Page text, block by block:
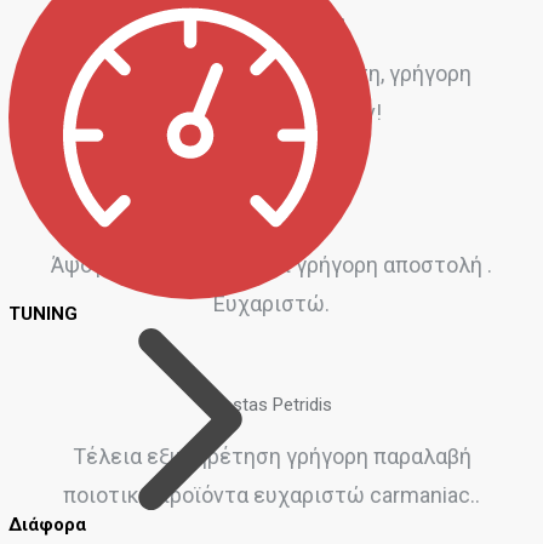
TUNING
Διάφορα
Αντώνης Μιόγλου
Φιλική και άμεση εξυπηρέτηση, γρήγορη
αποστολή προϊόντων!
Telis Hess
Άψογη εξυπηρέτηση και γρήγορη αποστολή .
Ευχαριστώ.
Kostas Petridis
Τέλεια εξυπηρέτηση γρήγορη παραλαβή
ποιοτικά προϊόντα ευχαριστώ carmaniac..